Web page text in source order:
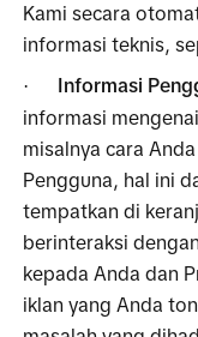
Kami secara
informasi teknis,
· Informasi
informasi
misalnya cara
Pengguna, hal ini
tempatkan di
berinteraksi
kepada Anda dan
iklan yang Anda